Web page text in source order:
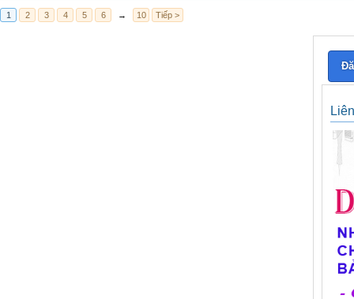
1 2 3 4 5 6 → 10 Tiếp >